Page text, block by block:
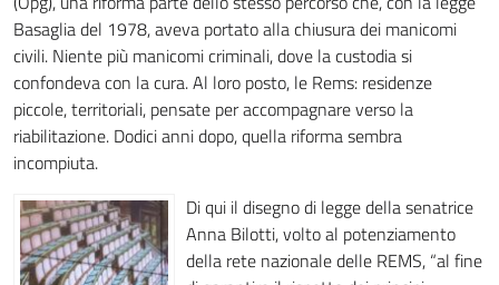
Basaglia del 1978, aveva portato alla chiusura dei manicomi
civili. Niente più manicomi criminali, dove la custodia si
confondeva con la cura. Al loro posto, le Rems: residenze
piccole, territoriali, pensate per accompagnare verso la
riabilitazione. Dodici anni dopo, quella riforma sembra
incompiuta.
Di qui il disegno di legge della senatrice
Anna Bilotti, volto al potenziamento
della rete nazionale delle REMS, “al fine